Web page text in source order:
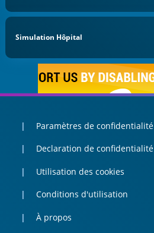
Simulation Hôpital
Paramètres de confidentialité
Declaration de confidentialité
Utilisation des cookies
Conditions d'utilisation
À propos